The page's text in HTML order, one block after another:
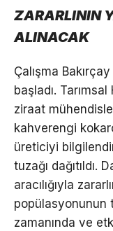
ZARARLININ
ALINACAK
Çalışma
başladı. Tarımsal
ziraat
kahverengi
üreticiyi
tuzağı dağıtıldı.
aracılığıyla
popülasyonunun
zamanında ve